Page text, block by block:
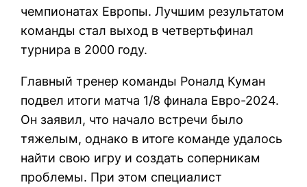
чемпионатах Европы. Лучшим результатом
команды стал выход в четвертьфинал
турнира в 2000 году.
Главный тренер команды Роналд Куман
подвел итоги матча 1/8 финала Евро-2024.
Он заявил, что начало встречи было
тяжелым, однако в итоге команде удалось
найти свою игру и создать соперникам
проблемы. При этом специалист